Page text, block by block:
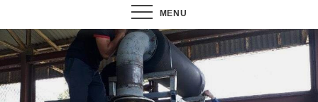
MENU